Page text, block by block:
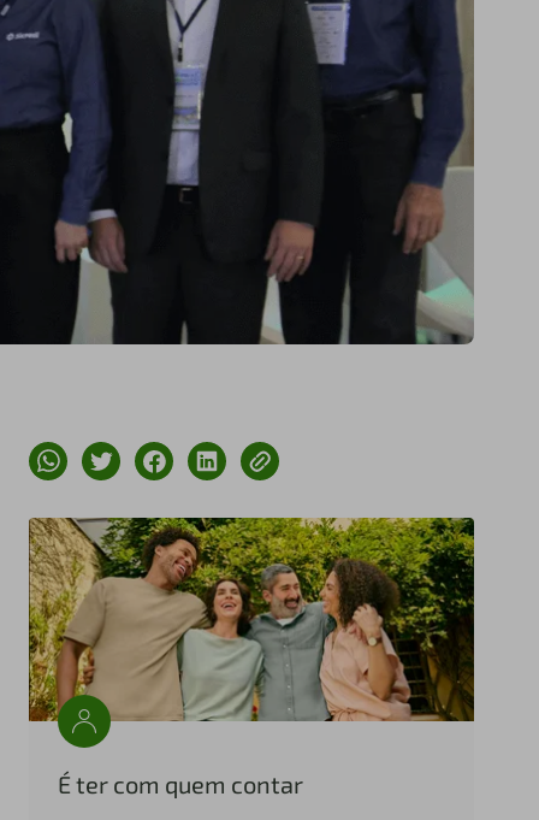
É ter com quem contar